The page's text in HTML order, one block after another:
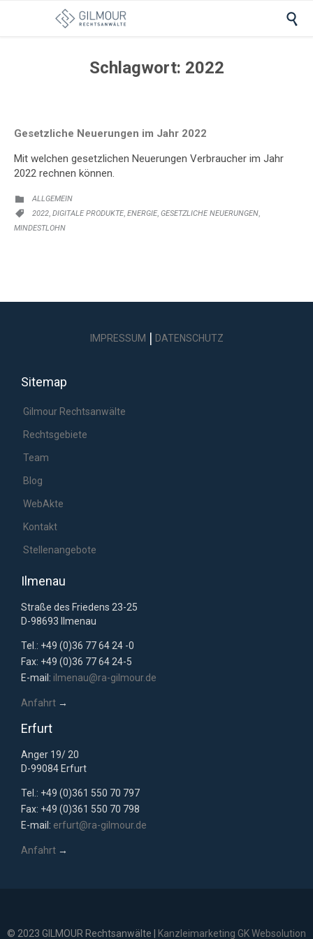

Schlagwort: 2022
Gesetzliche Neuerungen im Jahr 2022
Mit welchen gesetzlichen Neuerungen Verbraucher im Jahr
2022 rechnen können.
 KATEGORIE:
ALLGEMEIN

KATEGORIE:
2022, DIGITALE PRODUKTE, ENERGIE, GESETZLICHE NEUERUNGEN,
MINDESTLOHN
IMPRESSUM | DATENSCHUTZ
Sitemap
Gilmour Rechtsanwälte
Rechtsgebiete
Team
Blog
WebAkte
Kontakt
Stellenangebote
Ilmenau
Straße des Friedens 23-25
D-98693 Ilmenau
Tel.: +49 (0)36 77 64 24 -0
Fax: +49 (0)36 77 64 24-5
E-mail: ilmenau@ra-gilmour.de
Anfahrt →
Erfurt
Anger 19/ 20
D-99084 Erfurt
Tel.: +49 (0)361 550 70 797
Fax: +49 (0)361 550 70 798
E-mail: erfurt@ra-gilmour.de
Anfahrt →
© 2023 GILMOUR Rechtsanwälte | Kanzleimarketing GK Websolution